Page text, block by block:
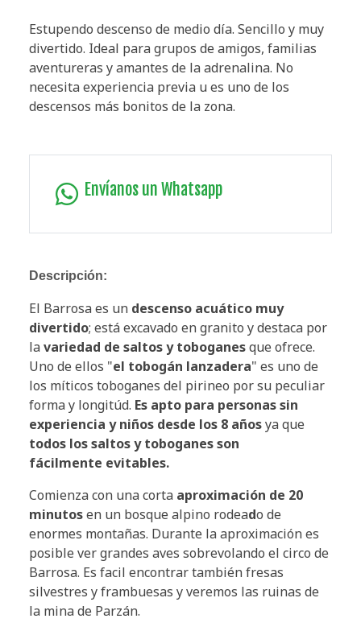
Estupendo descenso de medio día. Sencillo y muy
divertido. Ideal para grupos de amigos, familias
aventureras y amantes de la adrenalina. No
necesita experiencia previa u es uno de los
descensos más bonitos de la zona.
Envíanos un Whatsapp
Descripción:
El Barrosa es un descenso acuático muy
divertido; está excavado en granito y destaca por
lavariedad de saltos y toboganesque ofrece.
Uno de ellos "el tobogán lanzadera" es uno de
los míticos toboganes del pirineo por su peculiar
forma y longitúd. Es apto para personas sin
experiencia y niños desde los 8 añosya que
todos los saltos y toboganes son
fácilmente evitables.
Comienza con una corta aproximación de 20
minutosen un bosque alpino rodeado de
enormes montañas. Durante la aproximación es
posible ver grandes aves sobrevolando el circo de
Barrosa. Es facil encontrar también fresas
silvestres y frambuesas y veremos las ruinas de
la mina de Parzán.